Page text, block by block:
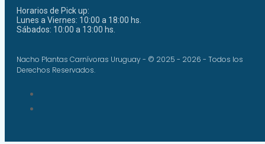
Horarios de Pick up:
Lunes a Viernes: 10:00 a 18:00 hs.
Sábados: 10:00 a 13:00 hs.
Nacho Plantas Carnívoras Uruguay - © 2025 - 2026 - Todos los
Derechos Reservados.